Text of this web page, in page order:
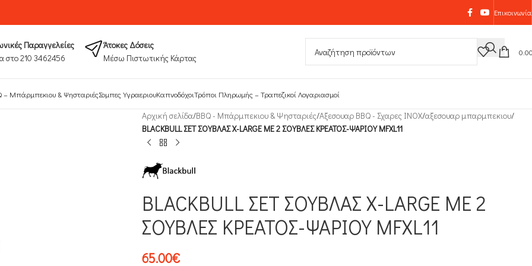
Επικοινωνία
Παραγγελείες
στο 210 3462456
Άτοκες Δόσεις
Μέσω Πιστωτικής Κάρτας
– Μπάρμπεκιου & ΨησταριέςΣομπες ΥγραεριουΚαπνοδόχοιΤρόποι Πληρωμής​ – Τραπεζικοί Λογαριασμοί
Αρχική σελίδα/ΒΒQ - Μπάρμπεκιου & Ψησταριές/Αξεσουαρ BBQ - Σχαρες INOX/αξεσουαρ μπαρμπεκιου/
BLACKBULL ΣΕΤ ΣΟΥΒΛΑΣ X-LARGE ΜΕ 2 ΣΟΥΒΛΕΣ ΚΡΕΑΤΟΣ-ΨΑΡΙΟΥ MFXL11
BLACKBULL ΣΕΤ ΣΟΥΒΛΑΣ X-LARGE ΜΕ 2
ΣΟΥΒΛΕΣ ΚΡΕΑΤΟΣ-ΨΑΡΙΟΥ MFXL11
65.00€